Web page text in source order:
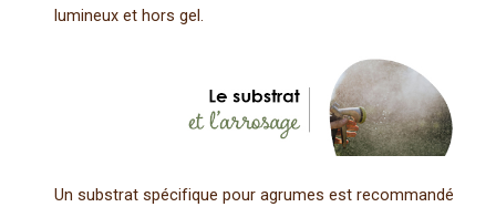
lumineux et hors gel.
Un substrat spécifique pour agrumes est recommandé